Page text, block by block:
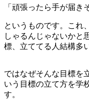
「頑張ったら手が届き
というものです。これ
しゃるんじゃないかと
標、立ててる人結構多
ではなぜそんな目標を
いう目標の立て方を学
す。